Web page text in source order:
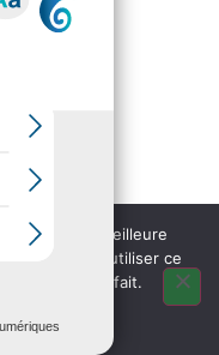
garantir la meilleure
continuez à utiliser ce
en êtes satisfait.